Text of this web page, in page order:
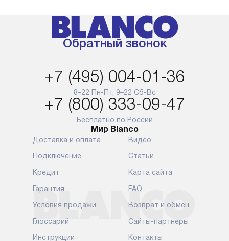
менеджером на сайте. Товары
с особым лейблом
доставляются бесплатно
аксессуаров не предусмотрена.
Для доставки в другие регионы
мы используем услуги
транспортной компании.
Уточняйте все условия доставки
у нашего менеджера при
оформлении заказа.
В установленный день наша
упакованный прибор прямо
к вашей двери или до прихожей.
Если вам необходимо
переместить прибор к месту его
установки, пожалуйста,
возможные
Готовые
Обратный звонок
+7 (495) 004-01-36
8–22 Пн-Пт, 9–22 Сб-Вс
+7 (800) 333-09-47
Бесплатно по России
Мир Blanco
Доставка и оплата
Подключение
Кредит
Гарантия
Условия продажи
Глоссарий
Инструкции
Видео
Статьи
Карта сайта
FAQ
Возврат и обмен
Сайты-партнеры
Контакты